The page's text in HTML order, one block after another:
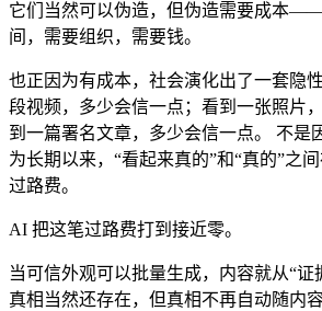
它们当然可以伪造，但伪造需要成本
间，需要组织，需要钱。
也正因为有成本，社会演化出了一套隐
段视频，多少会信一点；看到一张照片
到一篇署名文章，多少会信一点。 不是
为长期以来，“看起来真的”和“真的”之
过路费。
AI 把这笔过路费打到接近零。
当可信外观可以批量生成，内容就从“证
真相当然还存在，但真相不再自动随内